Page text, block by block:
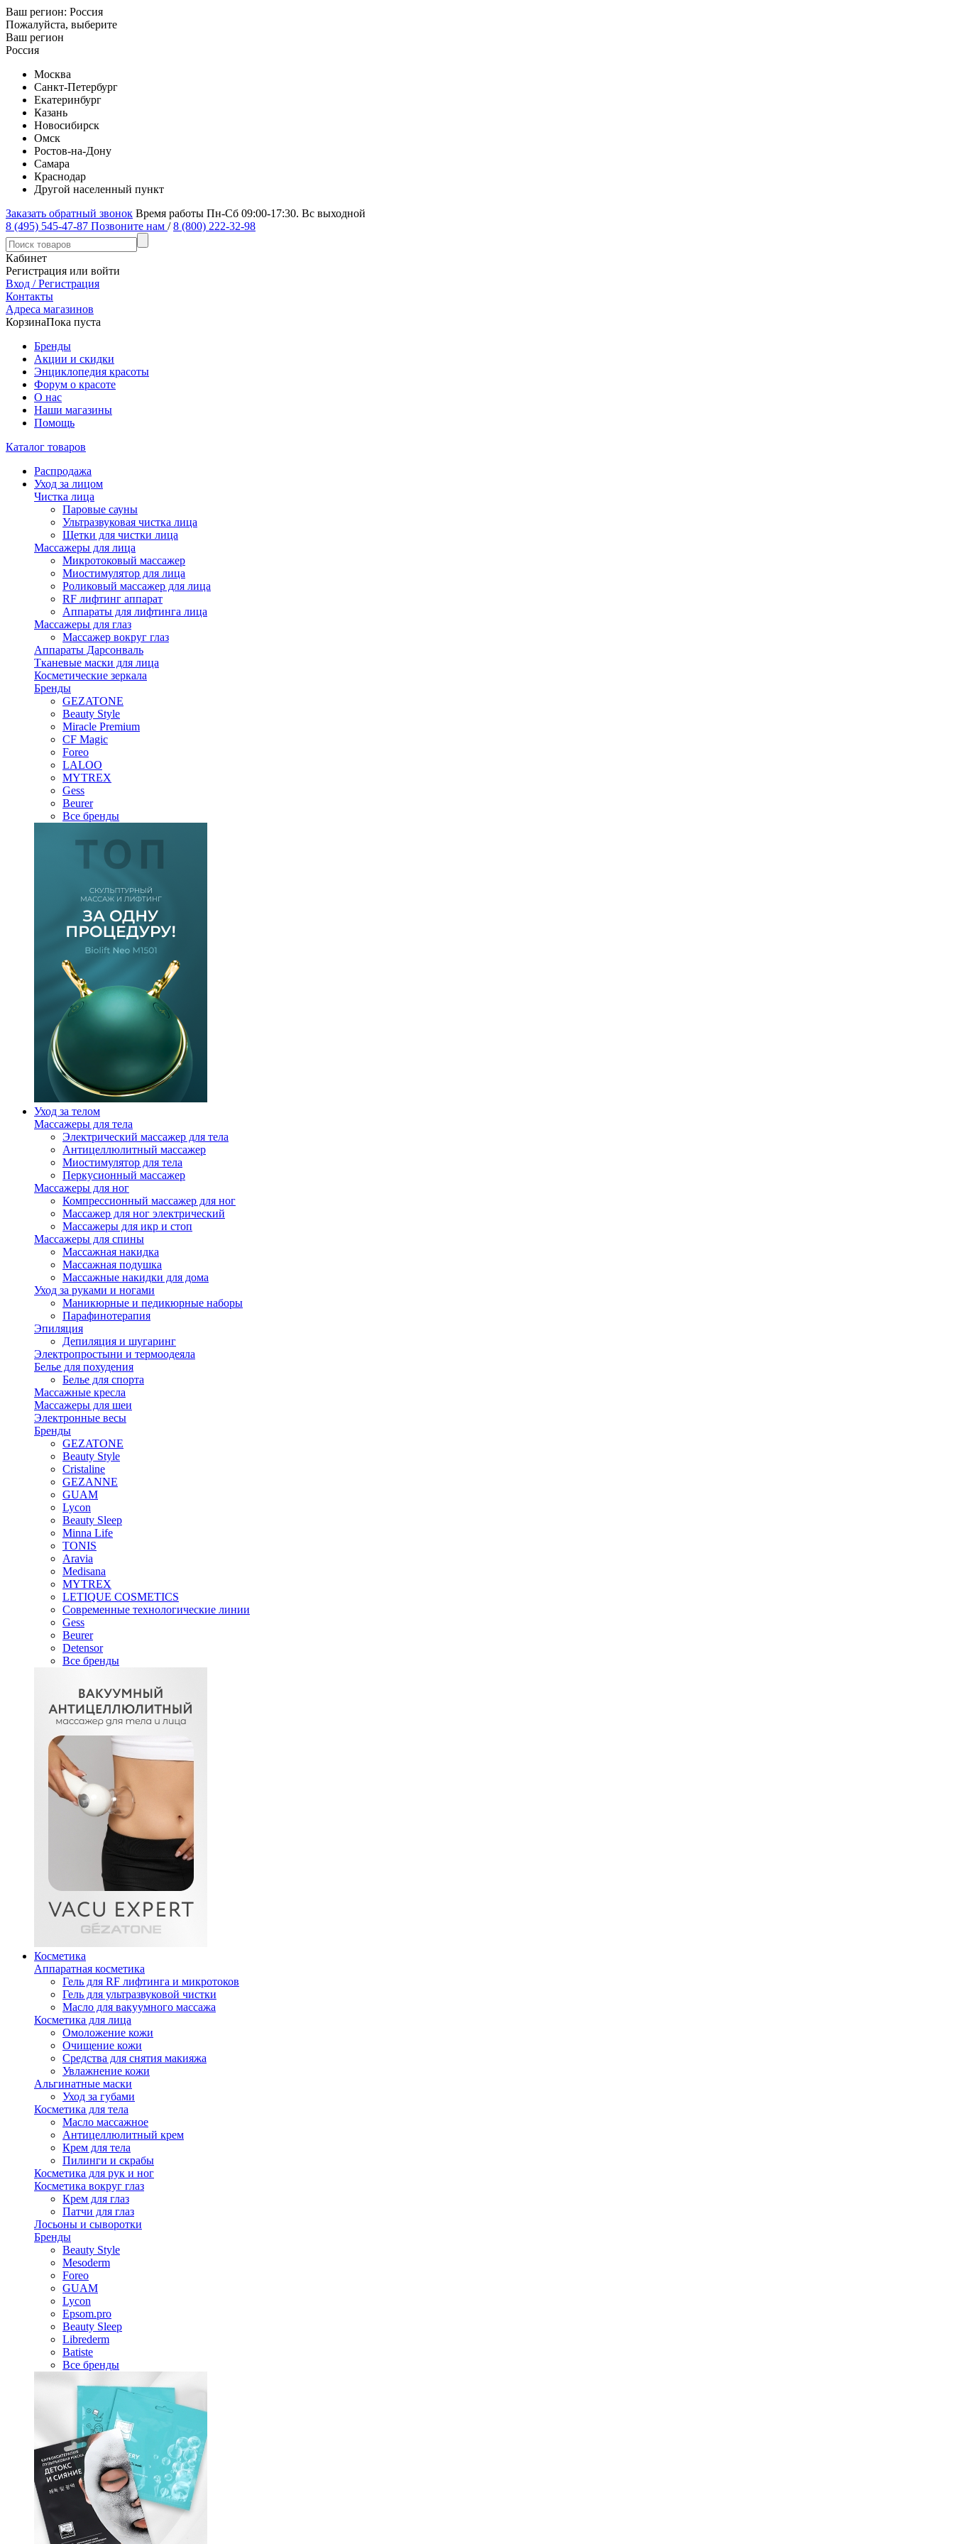
Ваш регион: Россия
Пожалуйста, выберите
Ваш регион
Россия
Москва
Санкт-Петербург
Екатеринбург
Казань
Новосибирск
Омск
Ростов-на-Дону
Самара
Краснодар
Другой населенный пункт
Заказать обратный звонок Время работы Пн-Сб 09:00-17:30. Вс выходной
8 (495) 545-47-87 Позвоните нам / 8 (800) 222-32-98
Кабинет
Регистрация или войти
Вход / Регистрация
Контакты
Адреса магазинов
КорзинаПока пуста
Бренды
Акции и скидки
Энциклопедия красоты
Форум о красоте
О нас
Наши магазины
Помощь
Каталог товаров
Распродажа
Уход за лицом
Чистка лица
Паровые сауны
Ультразвуковая чистка лица
Щетки для чистки лица
Массажеры для лица
Микротоковый массажер
Миостимулятор для лица
Роликовый массажер для лица
RF лифтинг аппарат
Аппараты для лифтинга лица
Массажеры для глаз
Массажер вокруг глаз
Аппараты Дарсонваль
Тканевые маски для лица
Косметические зеркала
Бренды
GEZATONE
Beauty Style
Miracle Premium
CF Magic
Foreo
LALOO
MYTREX
Gess
Beurer
Все бренды
Уход за телом
Массажеры для тела
Электрический массажер для тела
Антицеллюлитный массажер
Миостимулятор для тела
Перкусионный массажер
Массажеры для ног
Компрессионный массажер для ног
Массажер для ног электрический
Массажеры для икр и стоп
Массажеры для спины
Массажная накидка
Массажная подушка
Массажные накидки для дома
Уход за руками и ногами
Маникюрные и педикюрные наборы
Парафинотерапия
Эпиляция
Депиляция и шугаринг
Электропростыни и термоодеяла
Белье для похудения
Белье для спорта
Массажные кресла
Массажеры для шеи
Электронные весы
Бренды
GEZATONE
Beauty Style
Cristaline
GEZANNE
GUAM
Lycon
Beauty Sleep
Minna Life
TONIS
Aravia
Medisana
MYTREX
LETIQUE COSMETICS
Современные технологические линии
Gess
Beurer
Detensor
Все бренды
Косметика
Аппаратная косметика
Гель для RF лифтинга и микротоков
Гель для ультразвуковой чистки
Масло для вакуумного массажа
Косметика для лица
Омоложение кожи
Очищение кожи
Средства для снятия макияжа
Увлажнение кожи
Альгинатные маски
Уход за губами
Косметика для тела
Масло массажное
Антицеллюлитный крем
Крем для тела
Пилинги и скрабы
Косметика для рук и ног
Косметика вокруг глаз
Крем для глаз
Патчи для глаз
Лосьоны и сыворотки
Бренды
Beauty Style
Mesoderm
Foreo
GUAM
Lycon
Epsom.pro
Beauty Sleep
Librederm
Batiste
Все бренды